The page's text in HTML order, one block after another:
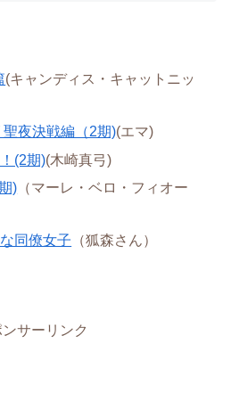
(キャンディス・キャットニッ
夜決戦編（2期)(エマ)
(2期)(木崎真弓)
) （マーレ・ベロ・フィオー
同僚女子 （狐森さん）
ンサーリンク